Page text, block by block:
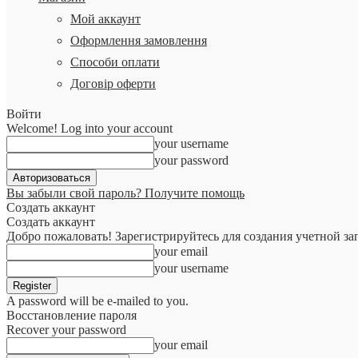
Мой аккаунт
Оформлення замовлення
Способи оплати
Договір оферти
Войти
Welcome! Log into your account
your username
your password
Вы забыли свой пароль? Получите помощь
Создать аккаунт
Создать аккаунт
Добро пожаловать! Зарегистрируйтесь для создания учетной
your email
your username
A password will be e-mailed to you.
Восстановление пароля
Recover your password
your email